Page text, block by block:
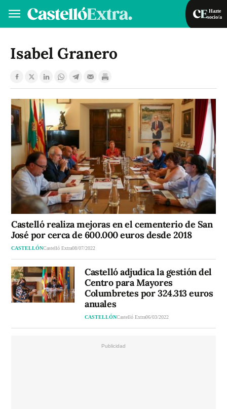
Hazte
socio/a
VA
Isabel Granero
Castelló realiza mejoras en el cementerio de San
José por cerca de 600.000 euros desde 2018
CASTELLÓNCastelló Extra08/07/2022
Castelló adjudica la gestión del
Centro para Mayores
Columbretes por 324.313 euros
anuales
CASTELLÓNCastelló Extra06/03/2022